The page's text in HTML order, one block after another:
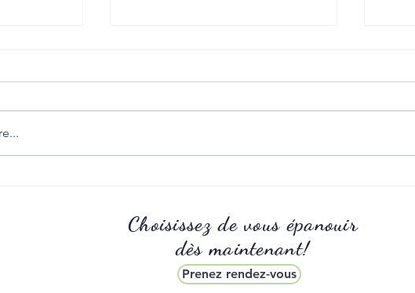
n’est
ou
Choisissez de vous épanouir
dès maintenant!
Prenez rendez-vous